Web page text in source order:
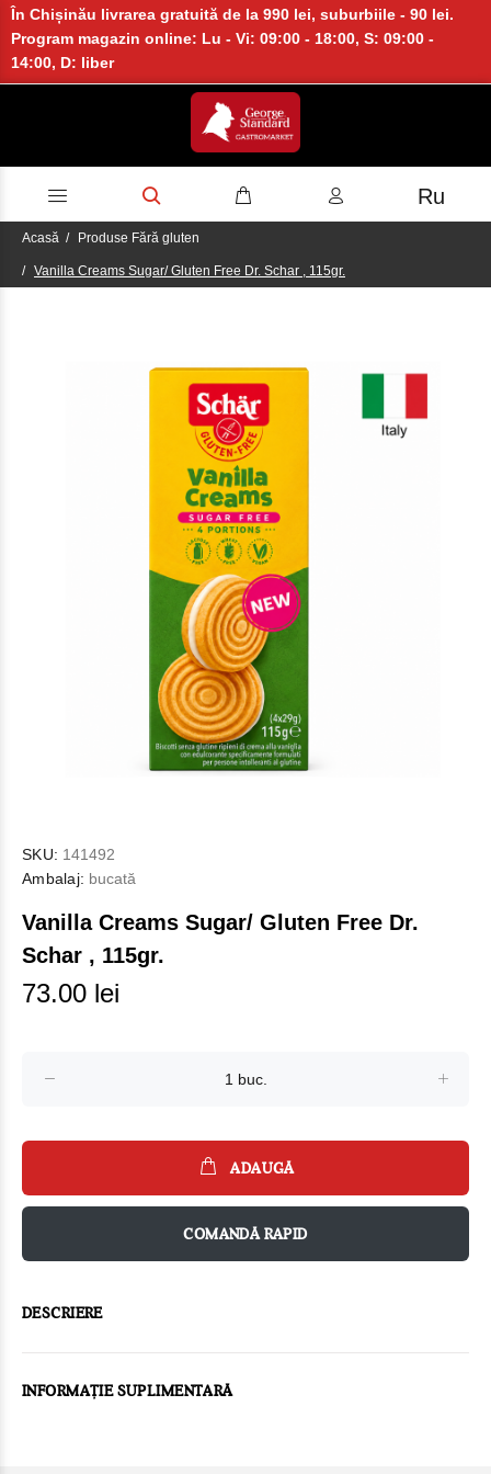
În Chișinău livrarea gratuită de la 990 lei, suburbiile - 90 lei.
Program magazin online: Lu - Vi: 09:00 - 18:00, S: 09:00 -
14:00, D: liber
Ru
Acasă Produse Fără gluten
Vanilla Creams Sugar/ Gluten Free Dr. Schar , 115gr.
SKU: 141492
Ambalaj: bucată
Vanilla Creams Sugar/ Gluten Free Dr.
Schar , 115gr.
73.00 lei
ADAUGĂ
COMANDĂ RAPID
DESCRIERE
INFORMAȚIE SUPLIMENTARĂ